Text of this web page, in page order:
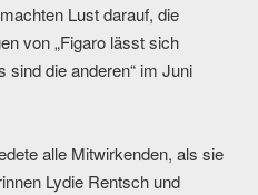
Lust darauf, die
von „Figaro lässt sich
sind die anderen“ im Juni
alle Mitwirkenden, als sie
Lydie Rentsch und